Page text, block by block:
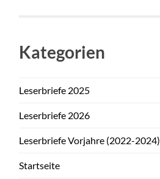
Kategorien
Leserbriefe 2025
Leserbriefe 2026
Leserbriefe Vorjahre (2022-2024)
Startseite